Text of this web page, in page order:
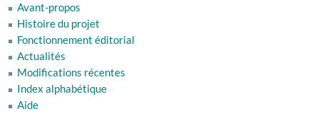
Avant-propos
Histoire du projet
Fonctionnement éditorial
Actualités
Modifications récentes
Index alphabétique
Aide